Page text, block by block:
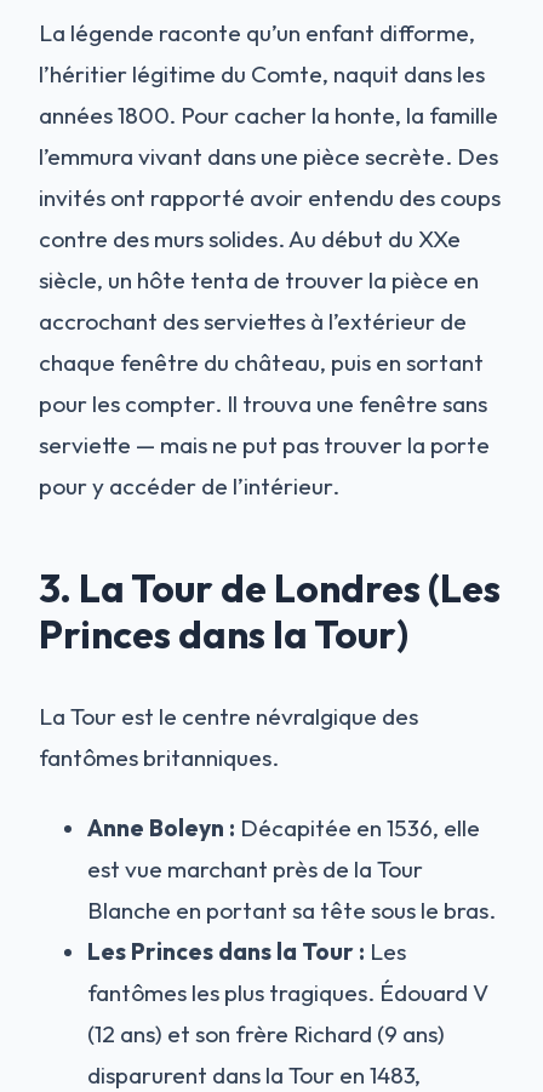
La légende raconte qu’un enfant difforme,
l’héritier légitime du Comte, naquit dans les
années 1800. Pour cacher la honte, la famille
l’emmura vivant dans une pièce secrète. Des
invités ont rapporté avoir entendu des coups
contre des murs solides. Au début du XXe
siècle, un hôte tenta de trouver la pièce en
accrochant des serviettes à l’extérieur de
chaque fenêtre du château, puis en sortant
pour les compter. Il trouva une fenêtre sans
serviette — mais ne put pas trouver la porte
pour y accéder de l’intérieur.
3. La Tour de Londres (Les
Princes dans la Tour)
La Tour est le centre névralgique des
fantômes britanniques.
Anne Boleyn : Décapitée en 1536, elle
est vue marchant près de la Tour
Blanche en portant sa tête sous le bras.
Les Princes dans la Tour : Les
fantômes les plus tragiques. Édouard V
(12 ans) et son frère Richard (9 ans)
disparurent dans la Tour en 1483,